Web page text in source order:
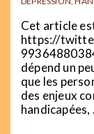
Cet article
https://
dépend un
que les
des enjeux
handicapées,